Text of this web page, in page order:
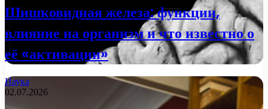
Шишковидная железа: функции,
влияние на организм и что известно о
её «активации»
Наука
02.07.2026